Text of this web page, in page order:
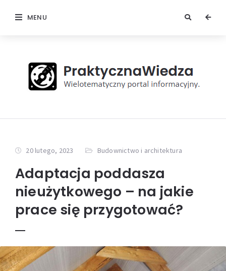
MENU
20 lutego, 2023 Budownictwo i architektura
Adaptacja poddasza
nieużytkowego – na jakie
prace się przygotować?